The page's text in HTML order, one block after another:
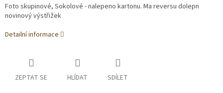
Foto skupinové, Sokolové - nalepeno kartonu. Ma reversu dolepn
novinový výstřižek
Detailní informace
ZEPTAT SE HLÍDAT SDÍLET